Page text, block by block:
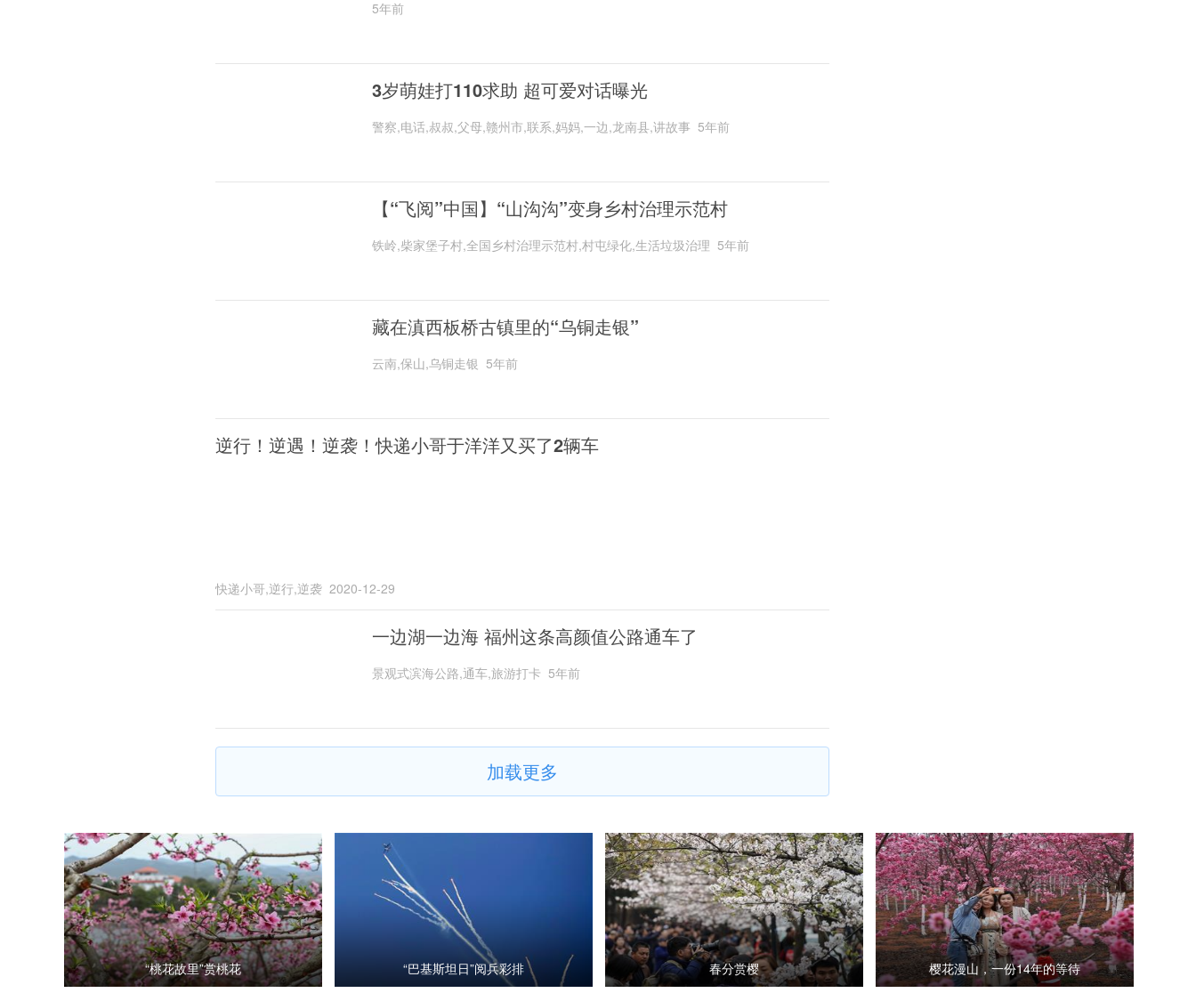
5年前
3岁萌娃打110求助 超可爱对话曝光
警察,电话,叔叔,父母,赣州市,联系,妈妈,一边,龙南县,讲故事 5年前
【“飞阅”中国】“山沟沟”变身乡村治理示范村
铁岭,柴家堡子村,全国乡村治理示范村,村屯绿化,生活垃圾治理 5年前
藏在滇西板桥古镇里的“乌铜走银”
云南,保山,乌铜走银 5年前
逆行！逆遇！逆袭！快递小哥于洋洋又买了2辆车
快递小哥,逆行,逆袭 2020-12-29
一边湖一边海 福州这条高颜值公路通车了
景观式滨海公路,通车,旅游打卡 5年前
加载更多
“桃花故里”赏桃花 “巴基斯坦日”阅兵彩排 春分赏樱 樱花漫山，一份14年的等待